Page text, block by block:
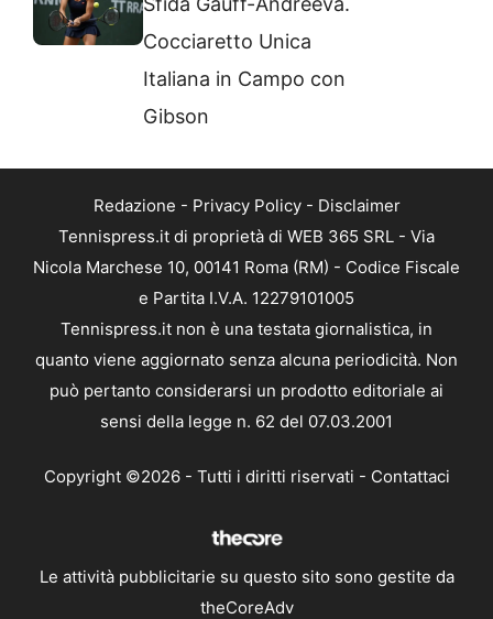
Cocciaretto Unica
Italiana in Campo con
Gibson
Redazione - Privacy Policy- Disclaimer
Tennispress.it di proprietà di WEB 365 SRL - Via
Nicola Marchese 10, 00141 Roma (RM) - Codice Fiscale
e Partita I.V.A. 12279101005
Tennispress.it non è una testata giornalistica, in
quanto viene aggiornato senza alcuna periodicità. Non
può pertanto considerarsi un prodotto editoriale ai
sensi della legge n. 62 del 07.03.2001
Copyright ©2026 - Tutti i diritti riservati - Contattaci
Le attività pubblicitarie su questo sito sono gestite da
theCoreAdv